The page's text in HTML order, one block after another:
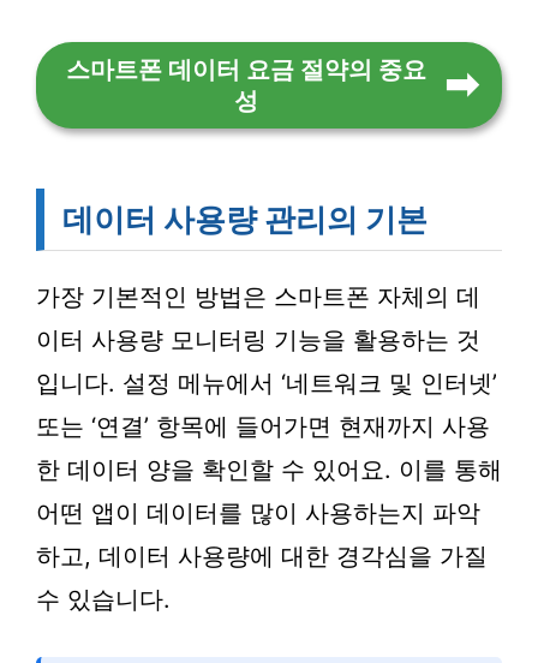
스마트폰 데이터 요금 절약의 중요
성
데이터 사용량 관리의 기본
가장 기본적인 방법은 스마트폰 자체의 데
이터 사용량 모니터링 기능을 활용하는 것
입니다. 설정 메뉴에서 ‘네트워크 및 인터넷’
또는 ‘연결’ 항목에 들어가면 현재까지 사용
한 데이터 양을 확인할 수 있어요. 이를 통해
어떤 앱이 데이터를 많이 사용하는지 파악
하고, 데이터 사용량에 대한 경각심을 가질
수 있습니다.